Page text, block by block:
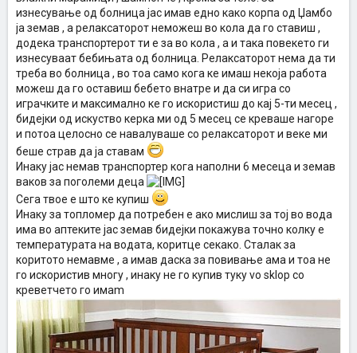
изнесување од болница јас имав едно како корпа од Џамбо
ја земав , а релаксаторот неможеш во кола да го ставиш ,
додека транспортерот ти е за во кола , а и така повекето ги
изнесуваат бебињата од болница. Релаксаторот нема да ти
треба во болница , во тоа само кога ке имаш некоја работа
можеш да го оставиш бебето внатре и да си игра со
играчките и максимално ке го искористиш до кај 5-ти месец ,
бидејки од искуство керка ми од 5 месец се креваше нагоре
и потоа целосно се навалуваше со релаксаторот и веке ми
беше страв да ја ставам
Инаку јас немав транспортер кога наполни 6 месеца и земав
ваков за поголеми деца
Сега твое е што ке купиш
Инаку за топломер да потребен е ако мислиш за тој во вода
има во аптеките јас земав бидејки покажува точно колку е
температурата на водата, коритце секако. Сталак за
коритото немавме , а имав даска за повивање ама и тоа не
го искористив многу , инаку не го купив туку vo sklop со
креветчето го имаm